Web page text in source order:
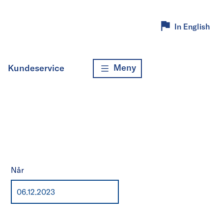
In English
Kundeservice Meny
Når